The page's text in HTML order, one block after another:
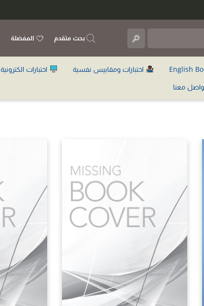
بحث متقدم المفضلة
اختبارات ومقاييس نفسية اختبارات الكترونية
معنا